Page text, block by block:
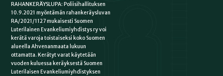
RAHANKERÄYSLUPA: Poliisihallituksen
10.9.2021 myöntämän rahankeräysluvan
RA/2021/1127 mukaisesti Suomen
Luterilainen Evankeliumiyhdistys ry voi
kerätä varoja toistaiseksi koko Suomen
alueella Ahvenanmaata lukuun
ottamatta. Kerätyt varat käytetään
vuoden kuluessa keräyksestä Suomen
Luterilaisen Evankeliumiyhdistyksen